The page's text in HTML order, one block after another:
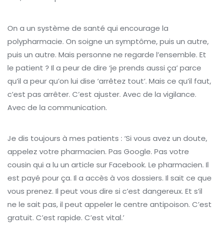
On a un système de santé qui encourage la
polypharmacie. On soigne un symptôme, puis un autre,
puis un autre. Mais personne ne regarde l’ensemble. Et
le patient ? Il a peur de dire ‘je prends aussi ça’ parce
qu’il a peur qu’on lui dise ‘arrêtez tout’. Mais ce qu’il faut,
c’est pas arrêter. C’est ajuster. Avec de la vigilance.
Avec de la communication.
Je dis toujours à mes patients : ‘Si vous avez un doute,
appelez votre pharmacien. Pas Google. Pas votre
cousin qui a lu un article sur Facebook. Le pharmacien. Il
est payé pour ça. Il a accès à vos dossiers. Il sait ce que
vous prenez. Il peut vous dire si c’est dangereux. Et s’il
ne le sait pas, il peut appeler le centre antipoison. C’est
gratuit. C’est rapide. C’est vital.’